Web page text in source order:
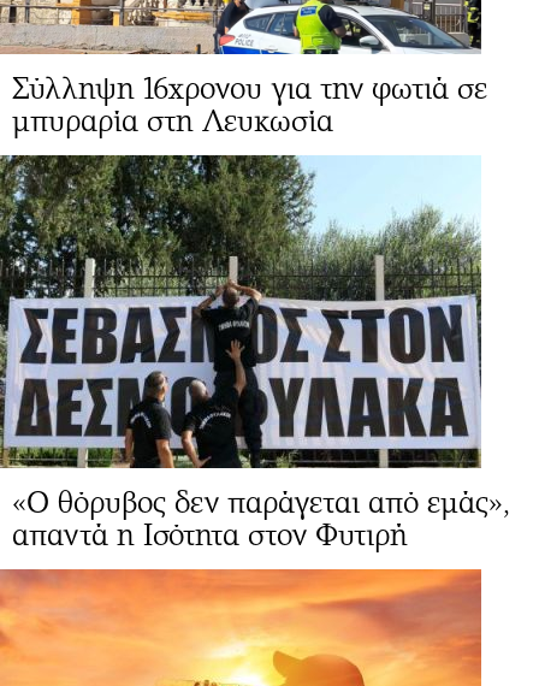
Σύλληψη 16χρονου για την φωτιά σε
μπυραρία στη Λευκωσία
«Ο θόρυβος δεν παράγεται από εμάς»,
απαντά η Ισότητα στον Φυτιρή